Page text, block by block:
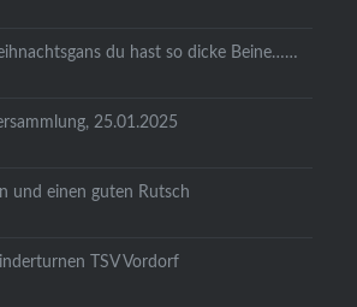
du hast so dicke Beine……
25.01.2025
und einen guten Rutsch
TSV Vordorf